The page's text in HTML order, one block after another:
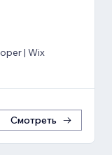
| Wix
Смотреть